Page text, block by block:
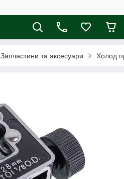
Запчастини та аксесуари Холод